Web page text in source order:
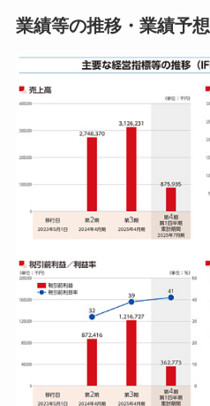
業績等の推移・業績予想